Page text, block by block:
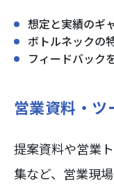
想定と実績のギ
ボトルネックの
フィードバック
営業資料・ツ
提案資料や営業
集など、営業現